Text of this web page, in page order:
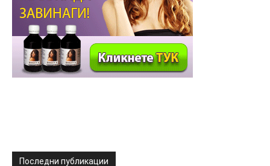
Последни публикации